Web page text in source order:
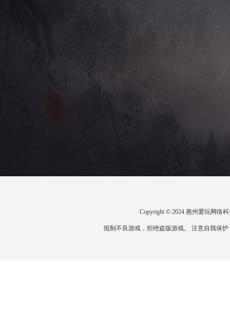
Copyright © 2024 惠州爱玩网络
抵制不良游戏，拒绝盗版游戏。 注意自我保